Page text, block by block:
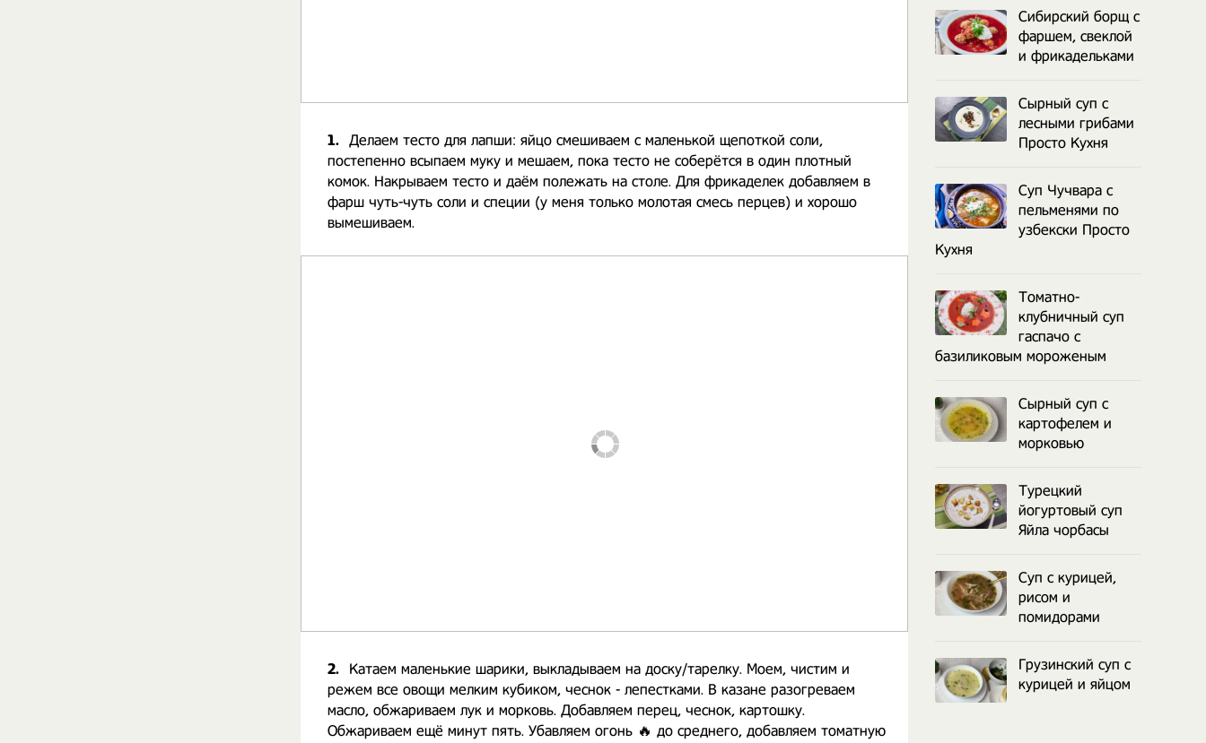
1. Делаем тесто для лапши: яйцо смешиваем с маленькой щепоткой соли,
постепенно всыпаем муку и мешаем, пока тесто не соберётся в один плотный
комок. Накрываем тесто и даём полежать на столе. Для фрикаделек добавляем в
фарш чуть-чуть соли и специи (у меня только молотая смесь перцев) и хорошо
вымешиваем.
2.
Катаем маленькие шарики, выкладываем на доску/тарелку. Моем, чистим и
режем все овощи мелким кубиком, чеснок - лепестками. В казане разогреваем
масло, обжариваем лук и морковь. Добавляем перец, чеснок, картошку.
Обжариваем ещё минут пять. Убавляем огонь 🔥 до среднего, добавляем томатную
Сибирский борщ с
фаршем, свеклой
и фрикадельками
Сырный суп с
лесными грибами
Просто Кухня
Суп Чучвара с
пельменями по
узбекски Просто
Кухня
Томатно-
клубничный суп
гаспачо с
базиликовым мороженым
Сырный суп с
картофелем и
морковью
Турецкий
йогуртовый суп
Яйла чорбасы
Суп с курицей,
рисом и
помидорами
Грузинский суп с
курицей и яйцом